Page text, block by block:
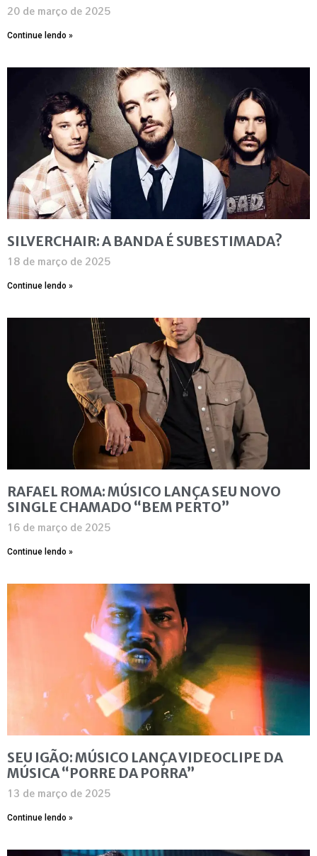
20 de março de 2025
Continue lendo »
SILVERCHAIR: A BANDA É SUBESTIMADA?
18 de março de 2025
Continue lendo »
RAFAEL ROMA: MÚSICO LANÇA SEU NOVO
SINGLE CHAMADO “BEM PERTO”
16 de março de 2025
Continue lendo »
SEU IGÃO: MÚSICO LANÇA VIDEOCLIPE DA
MÚSICA “PORRE DA PORRA”
13 de março de 2025
Continue lendo »